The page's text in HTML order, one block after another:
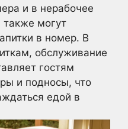
и в нерабочее
также могут
в номер. В
обслуживание
гостям
и подносы, что
едой в